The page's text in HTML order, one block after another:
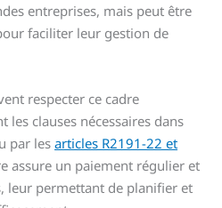
entreprises, mais peut être
faciliter leur gestion de
respecter ce cadre
clauses nécessaires dans
par lesarticles R2191-22 et
assure un paiement régulier et
leur permettant de planifier et